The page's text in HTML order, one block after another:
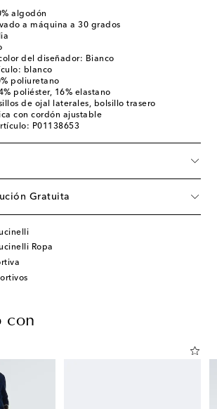
algodón
a máquina a 30 grados
del diseñador: Bianco
blanco
poliuretano
poliéster, 16% elastano
de ojal laterales, bolsillo trasero
con cordón ajustable
P01138653
Gratuita
Ropa
con